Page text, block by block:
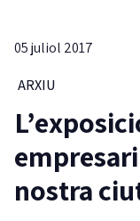
05 juliol 2017
ARXIU
nostra